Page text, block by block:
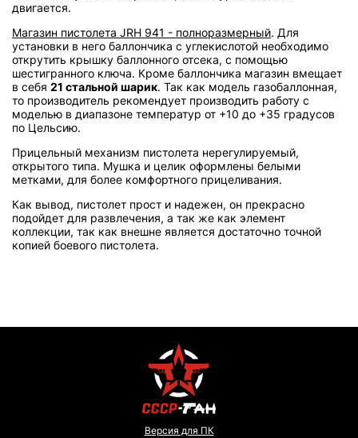
двигается.
Магазин пистолета JRH 941 - полноразмерный. Для
установки в него баллончика с углекислотой необходимо
открутить крышку баллонного отсека, с помощью
шестигранного ключа. Кроме баллончика магазин вмещает
в себя 21 стальной шарик. Так как модель газобаллонная,
то производитель рекомендует производить работу с
моделью в диапазоне температур от +10 до +35 градусов
по Цельсию.
Прицельный механизм пистолета нерегулируемый,
открытого типа. Мушка и целик оформлены белыми
метками, для более комфортного прицеливания.
Как вывод, пистолет прост и надежен, он прекрасно
подойдет для развлечения, а так же как элемент
коллекции, так как внешне является достаточно точной
копией боевого пистолета.
Версия для ПК